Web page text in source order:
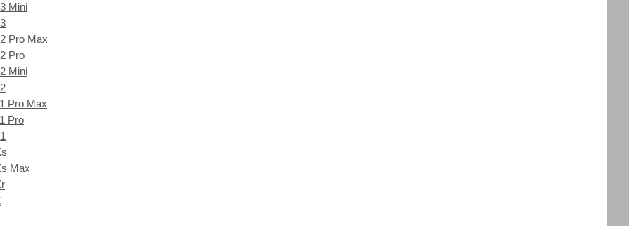
Mini
Pro Max
Pro
Mini
Pro Max
Pro
Max